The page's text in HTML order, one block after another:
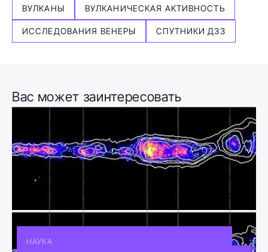
ВУЛКАНЫ ВУЛКАНИЧЕСКАЯ АКТИВНОСТЬ
ИССЛЕДОВАНИЯ ВЕНЕРЫ СПУТНИКИ ДЗЗ
Вас может заинтересовать
НАУКА